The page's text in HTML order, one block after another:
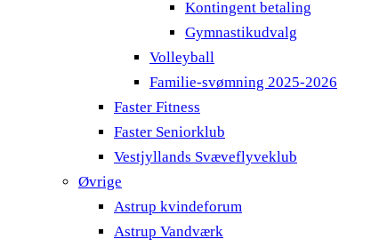
Kontingent betaling
Gymnastikudvalg
Volleyball
Familie-svømning 2025-2026
Faster Fitness
Faster Seniorklub
Vestjyllands Svæveflyveklub
Øvrige
Astrup kvindeforum
Astrup Vandværk